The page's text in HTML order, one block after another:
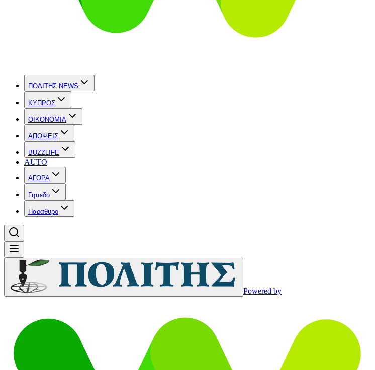
ΠΟΛΙΤΗΣ NEWS
ΚΥΠΡΟΣ
OIKONOMIA
ΑΠΟΨΕΙΣ
BUZZLIFE
AUTO
ΑΓΟΡΑ
Γηπεδο
Παραθυρο
Powered by